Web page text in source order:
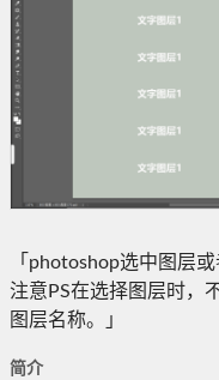
「photoshop选中图层
注意PS在选择图层时，
图层名称。」
简介